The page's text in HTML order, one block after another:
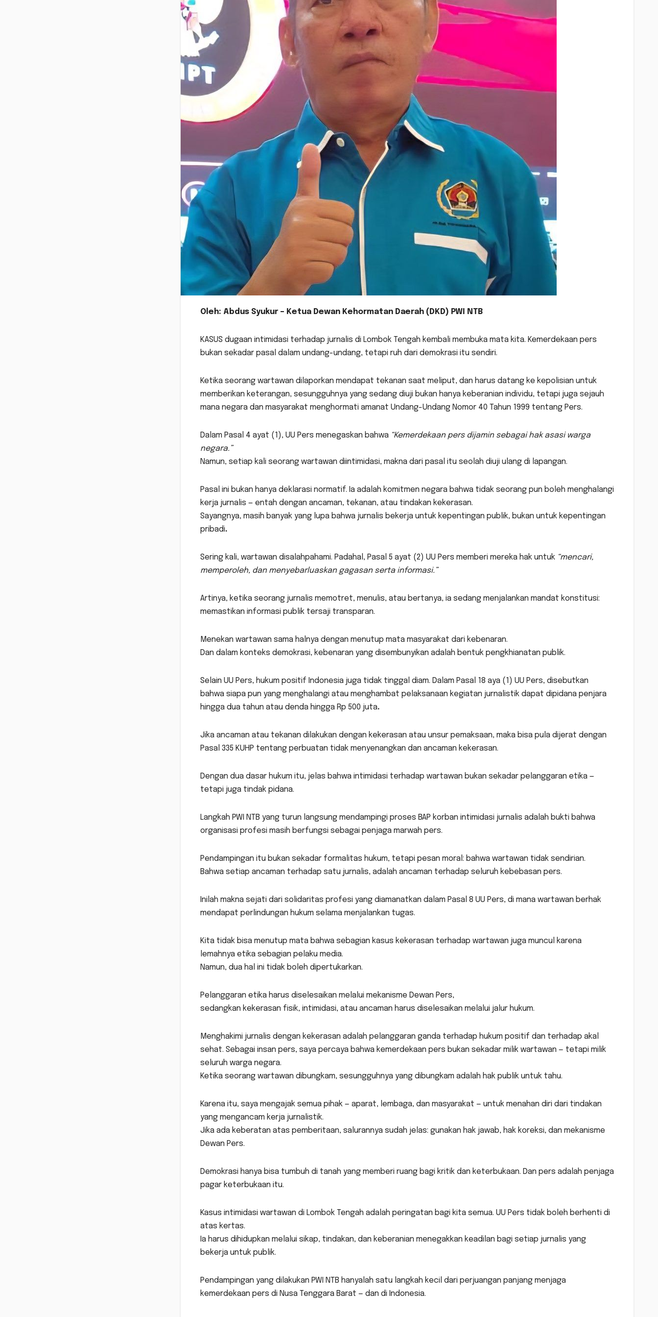
Oleh: Abdus Syukur – Ketua Dewan Kehormatan Daerah (DKD) PWI NTB
KASUS dugaan intimidasi terhadap jurnalis di Lombok Tengah kembali membuka mata kita. Kemerdekaan pers
bukan sekadar pasal dalam undang-undang, tetapi ruh dari demokrasi itu sendiri.
Ketika seorang wartawan dilaporkan mendapat tekanan saat meliput, dan harus datang ke kepolisian untuk
memberikan keterangan, sesungguhnya yang sedang diuji bukan hanya keberanian individu, tetapi juga sejauh
mana negara dan masyarakat menghormati amanat Undang-Undang Nomor 40 Tahun 1999 tentang Pers.
Dalam Pasal 4 ayat (1), UU Pers menegaskan bahwa “Kemerdekaan pers dijamin sebagai hak asasi warga
negara.”
Namun, setiap kali seorang wartawan diintimidasi, makna dari pasal itu seolah diuji ulang di lapangan.
Pasal ini bukan hanya deklarasi normatif. Ia adalah komitmen negara bahwa tidak seorang pun boleh menghalangi
kerja jurnalis — entah dengan ancaman, tekanan, atau tindakan kekerasan.
Sayangnya, masih banyak yang lupa bahwa jurnalis bekerja untuk kepentingan publik, bukan untuk kepentingan
pribadi.
Sering kali, wartawan disalahpahami. Padahal, Pasal 5 ayat (2) UU Pers memberi mereka hak untuk “mencari,
memperoleh, dan menyebarluaskan gagasan serta informasi.”
Artinya, ketika seorang jurnalis memotret, menulis, atau bertanya, ia sedang menjalankan mandat konstitusi:
memastikan informasi publik tersaji transparan.
Menekan wartawan sama halnya dengan menutup mata masyarakat dari kebenaran.
Dan dalam konteks demokrasi, kebenaran yang disembunyikan adalah bentuk pengkhianatan publik.
Selain UU Pers, hukum positif Indonesia juga tidak tinggal diam. Dalam Pasal 18 aya (1) UU Pers, disebutkan
bahwa siapa pun yang menghalangi atau menghambat pelaksanaan kegiatan jurnalistik dapat dipidana penjara
hingga dua tahun atau denda hingga Rp 500 juta.
Jika ancaman atau tekanan dilakukan dengan kekerasan atau unsur pemaksaan, maka bisa pula dijerat dengan
Pasal 335 KUHP tentang perbuatan tidak menyenangkan dan ancaman kekerasan.
Dengan dua dasar hukum itu, jelas bahwa intimidasi terhadap wartawan bukan sekadar pelanggaran etika —
tetapi juga tindak pidana.
Langkah PWI NTB yang turun langsung mendampingi proses BAP korban intimidasi jurnalis adalah bukti bahwa
organisasi profesi masih berfungsi sebagai penjaga marwah pers.
Pendampingan itu bukan sekadar formalitas hukum, tetapi pesan moral: bahwa wartawan tidak sendirian.
Bahwa setiap ancaman terhadap satu jurnalis, adalah ancaman terhadap seluruh kebebasan pers.
Inilah makna sejati dari solidaritas profesi yang diamanatkan dalam Pasal 8 UU Pers, di mana wartawan berhak
mendapat perlindungan hukum selama menjalankan tugas.
Kita tidak bisa menutup mata bahwa sebagian kasus kekerasan terhadap wartawan juga muncul karena
lemahnya etika sebagian pelaku media.
Namun, dua hal ini tidak boleh dipertukarkan.
Pelanggaran etika harus diselesaikan melalui mekanisme Dewan Pers,
sedangkan kekerasan fisik, intimidasi, atau ancaman harus diselesaikan melalui jalur hukum.
Menghakimi jurnalis dengan kekerasan adalah pelanggaran ganda terhadap hukum positif dan terhadap akal
sehat. Sebagai insan pers, saya percaya bahwa kemerdekaan pers bukan sekadar milik wartawan — tetapi milik
seluruh warga negara.
Ketika seorang wartawan dibungkam, sesungguhnya yang dibungkam adalah hak publik untuk tahu.
Karena itu, saya mengajak semua pihak — aparat, lembaga, dan masyarakat — untuk menahan diri dari tindakan
yang mengancam kerja jurnalistik.
Jika ada keberatan atas pemberitaan, salurannya sudah jelas: gunakan hak jawab, hak koreksi, dan mekanisme
Dewan Pers.
Demokrasi hanya bisa tumbuh di tanah yang memberi ruang bagi kritik dan keterbukaan. Dan pers adalah penjaga
pagar keterbukaan itu.
Kasus intimidasi wartawan di Lombok Tengah adalah peringatan bagi kita semua. UU Pers tidak boleh berhenti di
atas kertas.
Ia harus dihidupkan melalui sikap, tindakan, dan keberanian menegakkan keadilan bagi setiap jurnalis yang
bekerja untuk publik.
Pendampingan yang dilakukan PWI NTB hanyalah satu langkah kecil dari perjuangan panjang menjaga
kemerdekaan pers di Nusa Tenggara Barat — dan di Indonesia.